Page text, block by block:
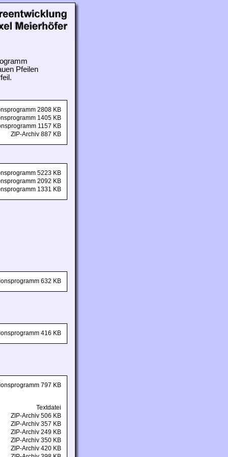
Pfeilen
2808 KB
1405 KB
1157 KB
ZIP-Archiv 887 KB
5223 KB
2092 KB
1331 KB
632 KB
416 KB
797 KB
Textdatei
ZIP-Archiv 506 KB
ZIP-Archiv 357 KB
ZIP-Archiv 249 KB
ZIP-Archiv 350 KB
ZIP-Archiv 420 KB